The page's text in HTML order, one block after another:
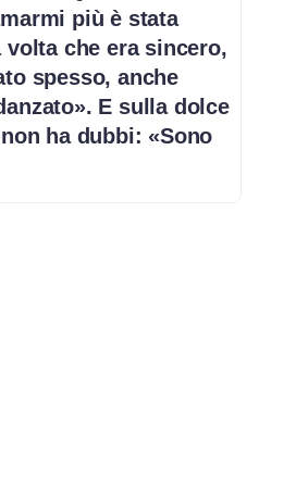
più è stata
che era sincero,
spesso, anche
E sulla dolce
ha dubbi: «Sono